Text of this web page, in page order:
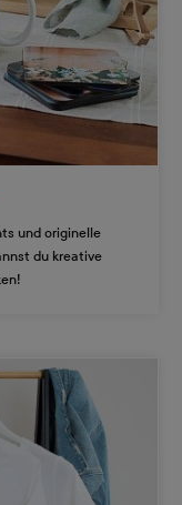
und originelle
du kreative